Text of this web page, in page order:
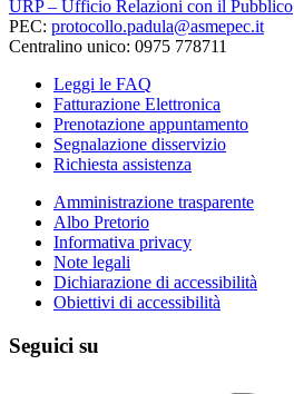
URP – Ufficio Relazioni con il Pubblico
PEC: protocollo.padula@asmepec.it
Centralino unico: 0975 778711
Leggi le FAQ
Fatturazione Elettronica
Prenotazione appuntamento
Segnalazione disservizio
Richiesta assistenza
Amministrazione trasparente
Albo Pretorio
Informativa privacy
Note legali
Dichiarazione di accessibilità
Obiettivi di accessibilità
Seguici su